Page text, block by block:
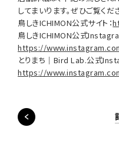
してまいります。ぜひご覧くだ
鳥しきICHIMON公式サイト：
鳥しきICHIMON公式
https://
とりまち｜Bird Lab.公式
https://